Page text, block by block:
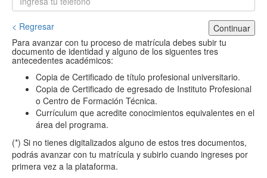
< Regresar
Continuar
Para avanzar con tu proceso de matrícula debes subir tu
documento de identidad y alguno de los siguentes tres
antecedentes académicos:
Copia de Certificado de título profesional universitario.
Copia de Certificado de egresado de Instituto Profesional
o Centro de Formación Técnica.
Currículum que acredite conocimientos equivalentes en el
área del programa.
(*) Si no tienes digitalizados alguno de estos tres documentos,
podrás avanzar con tu matrícula y subirlo cuando ingreses por
primera vez a la plataforma.